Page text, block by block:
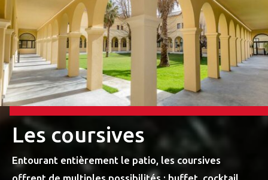
Les coursives
Entourant entièrement le patio, les coursives